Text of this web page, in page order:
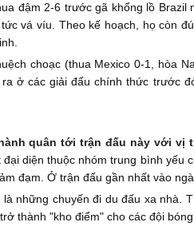
đậm 2-6 trước gã khổng lồ
vá víu. Theo kế hoạch, họ còn
choạc (thua Mexico 0-1, hòa
ở các giải đấu chính thức trước
quân tới trận đấu này với vị
diện thuộc nhóm trung bình yếu
đạm. Ở trận đấu gần nhất vào
những chuyến đi du đấu xa nhà.
thành "kho điểm" cho các đội